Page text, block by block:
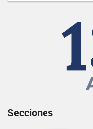
Secciones